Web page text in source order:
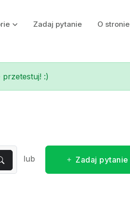
Zadaj pytanie O stronie
:)
lub Zadaj pytanie